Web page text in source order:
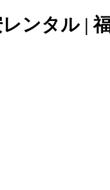
ンタル |